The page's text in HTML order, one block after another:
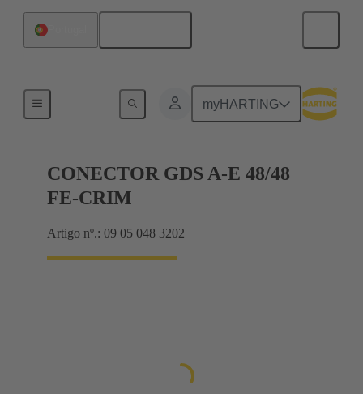
myHARTING
CONECTOR GDS A-E 48/48
FE-CRIM
Artigo nº.: 09 05 048 3202